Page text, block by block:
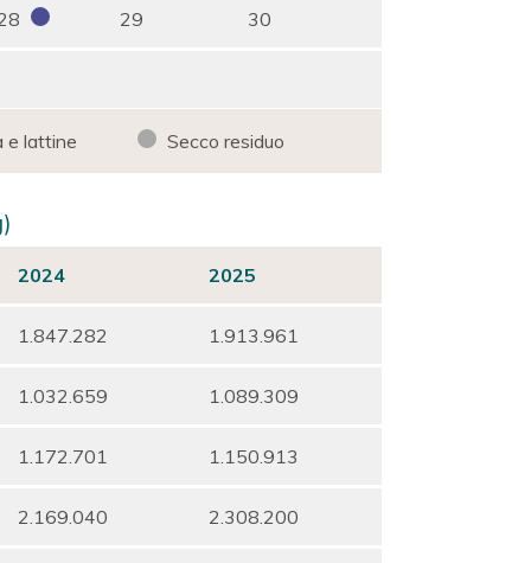
29 30
e lattine Secco residuo
2024 2025
1.847.282 1.913.961
1.032.659 1.089.309
1.172.701 1.150.913
2.169.040 2.308.200